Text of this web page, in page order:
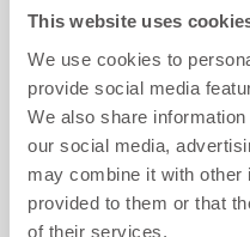
This website uses
We use cookies to
provide social media
We also share
our social media,
may combine it with other
provided to them or that
of their services.
Unglaubliche Energie
fünf Jahren eine
zugezogen hat, als er
Gegend von
ist.